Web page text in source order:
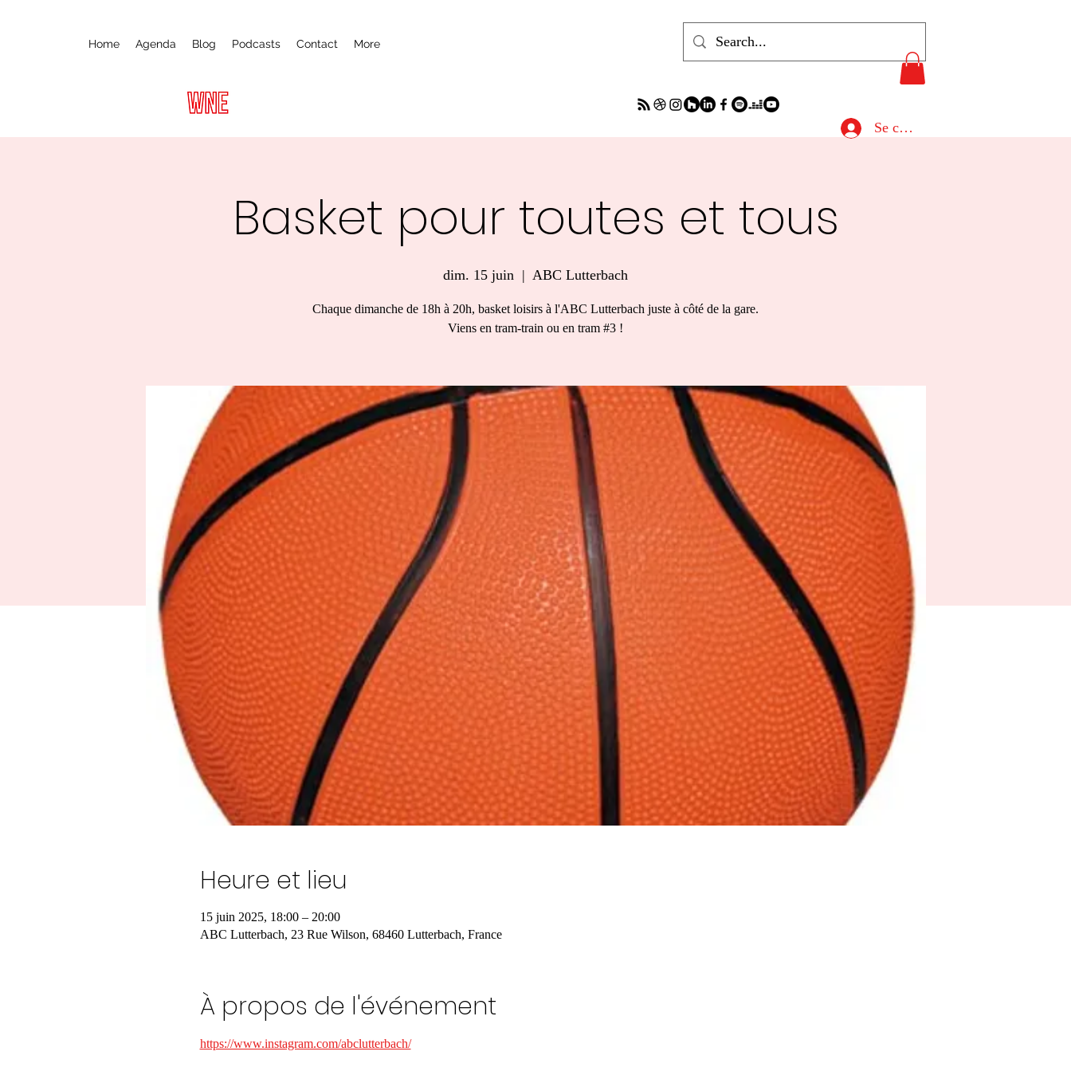
Home Agenda Blog Podcasts Contact More
Se connecter
Basket pour toutes et tous
dim. 15 juin
  |
ABC Lutterbach
Chaque dimanche de 18h à 20h, basket loisirs à l'ABC Lutterbach juste à côté de la gare.
Viens en tram-train ou en tram #3 !
Heure et lieu
15 juin 2025, 18:00 – 20:00
ABC Lutterbach, 23 Rue Wilson, 68460 Lutterbach, France
À propos de l'événement
https://www.instagram.com/abclutterbach/